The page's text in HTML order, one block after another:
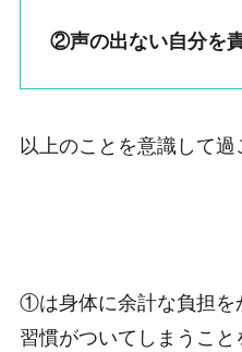
②声の出ない自分を
以上のことを意識して過
①は身体に余計な負担を
習慣がついてしまうこと